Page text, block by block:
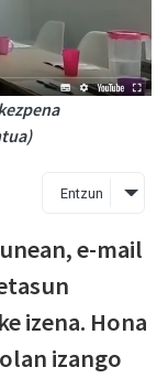
Entzun
e-mail
izena. Hona
izango